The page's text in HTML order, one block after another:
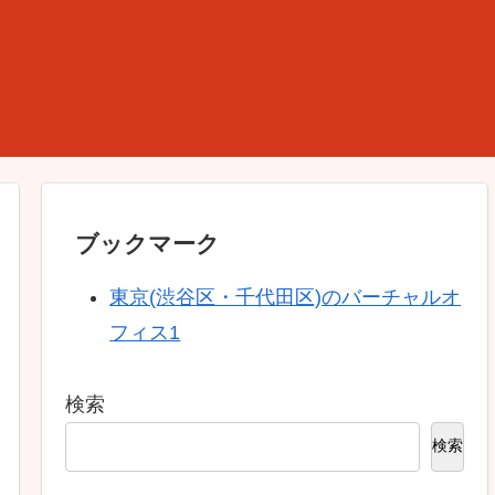
ブックマーク
東京(渋谷区・千代田区)のバーチャルオ
フィス1
検索
検索